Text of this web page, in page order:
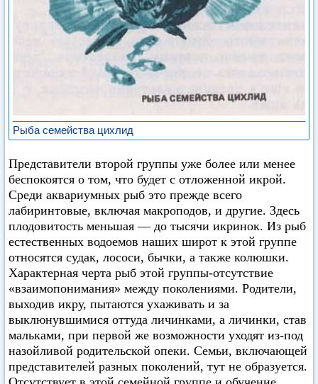
Рыба семейства цихлид
Представители второй группы уже более или менее
беспокоятся о том, что будет с отложенной икрой.
Среди аквариумных рыб это прежде всего
лабиринтовые, включая макроподов, и другие. Здесь
плодовитость меньшая — до тысячи икринок. Из рыб
естественных водоемов наших широт к этой группе
относятся судак, лососи, бычки, а также колюшки.
Характерная черта рыб этой группы-отсутствие
«взаимопонимания» между поколениями. Родители,
выходив икру, пытаются ухаживать и за
выклюнувшимися оттуда личинками, а личинки, став
мальками, при первой же возможности уходят из-под
назойливой родительской опеки. Семьи, включающей
представителей разных поколений, тут не образуется.